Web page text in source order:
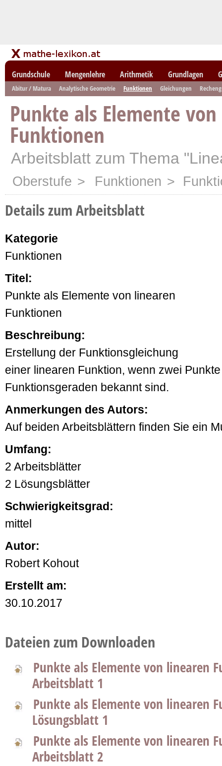
Grundschule Mengenlehre Arithmetik Grundlagen
Abitur / Matura Analytische Geometrie Funktionen Gleichungen
Punkte als Elemente
Funktionen
Arbeitsblatt zum Thema
Oberstufe > Funktionen >
Details zum Arbeitsblatt
Kategorie
Funktionen
Titel:
Punkte als Elemente von linearen
Funktionen
Beschreibung:
Erstellung der Funktionsgleichung
einer linearen Funktion, wenn zwei
Funktionsgeraden bekannt sind.
Anmerkungen des Autors:
Auf beiden Arbeitsblättern finden Sie ein
Umfang:
2 Arbeitsblätter
2 Lösungsblätter
Schwierigkeitsgrad:
mittel
Autor:
Robert Kohout
Erstellt am:
30.10.2017
Dateien zum Downloaden
Punkte als Elemente von linearen
Arbeitsblatt 1
Punkte als Elemente von linearen
Lösungsblatt 1
Punkte als Elemente von linearen
Arbeitsblatt 2